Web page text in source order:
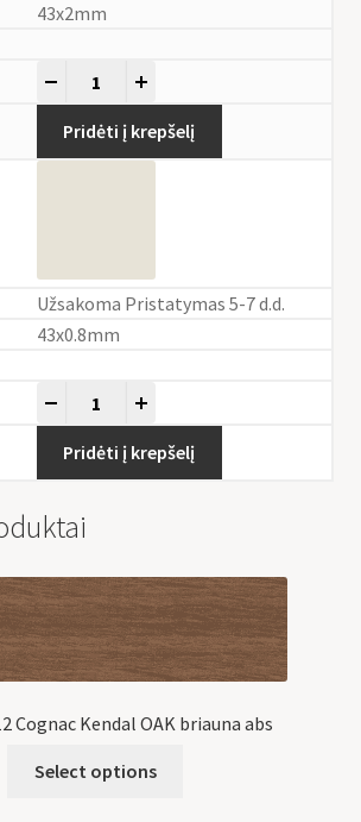
43x2mm
Pridėti į krepšelį
Užsakoma Pristatymas 5-7 d.d.
43x0.8mm
Pridėti į krepšelį
Cognac Kendal OAK briauna abs
Select options